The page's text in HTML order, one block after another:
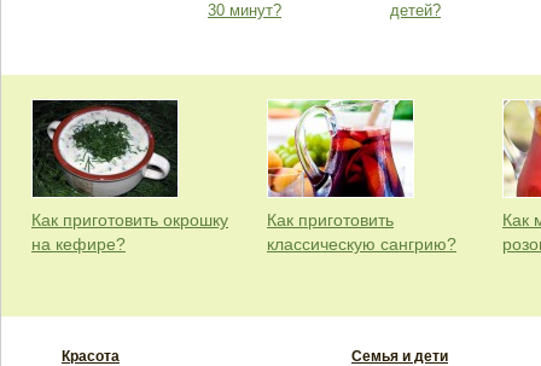
30 минут?
детей?
Как приготовить окрошку
на кефире?
Как приготовить
классическую сангрию?
Как
Красота
Семья и дети